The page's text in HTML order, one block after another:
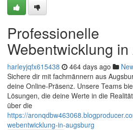
Professionelle
Webentwicklung
harleyjqfx615438 464 days ago
Sichere dir mit fachmännern aus
deine Online-Präsenz. Unsere Teams
Lösungen, die deine Werte in die
über die
https://
webentwicklung-in-augsburg